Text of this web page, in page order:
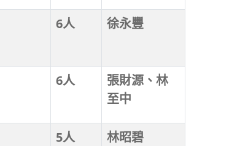
6人 徐永豐
6人
張財源、林
至中
5人 林昭碧